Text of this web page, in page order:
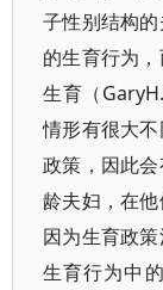
子性别结构
的生育行为
生育（
情形有很大
政策，因此
龄夫妇，在
因为生育政
生育行为中